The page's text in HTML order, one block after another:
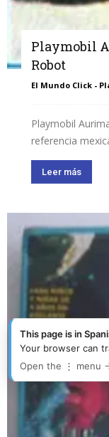
Playmobil
Robot
El Mundo Click -
Playmobil
referencia
Leer más
This page is in
Your browser can
Open the ⋮ menu